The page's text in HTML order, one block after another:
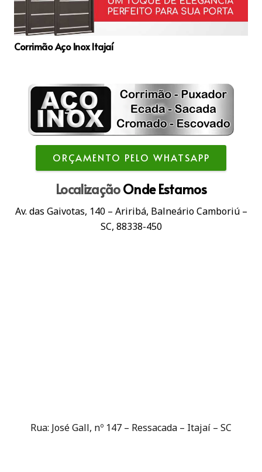
Corrimão Aço Inox Itajaí
ORÇAMENTO PELO WHATSAPP
LocalizaçãoOnde Estamos
Av. das Gaivotas, 140 – Ariribá, Balneário Camboriú –
SC, 88338-450
Rua: José Gall, nº 147 – Ressacada – Itajaí – SC